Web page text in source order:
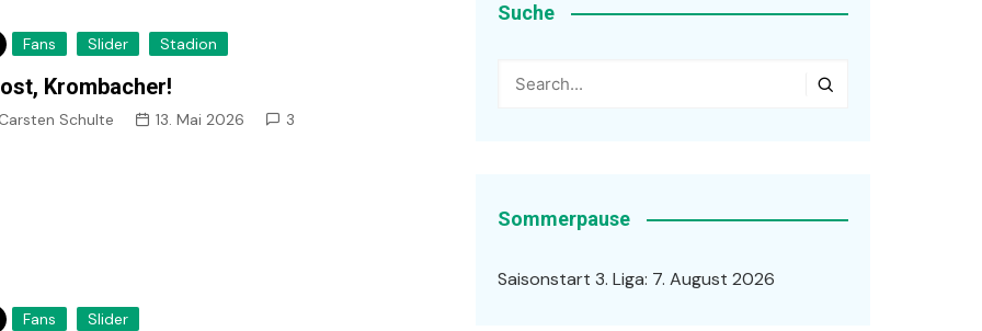
Stadion-Meilensteine
Preußenstadion
Rahmentermine
Ex-Preußen
Fans Slider Stadion
Krombacher!
Carsten Schulte 13. Mai 2026 3
Fans Slider
Suche
Sommerpause
Saisonstart 3. Liga: 7. August 2026